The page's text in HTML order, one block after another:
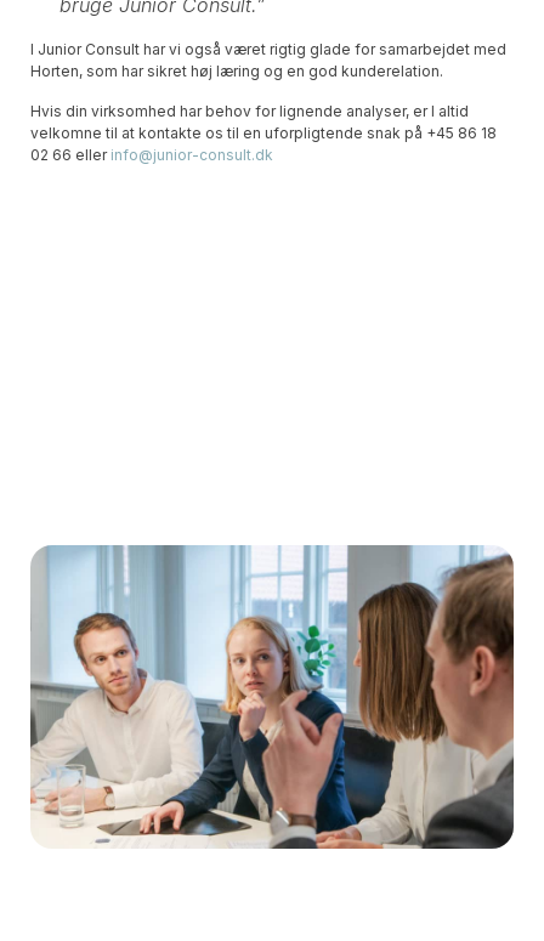
bruge Junior Consult.”
I Junior Consult har vi også været rigtig glade for samarbejdet med
Horten, som har sikret høj læring og en god kunderelation.
Hvis din virksomhed har behov for lignende analyser, er I altid
velkomne til at kontakte os til en uforpligtende snak på +45 86 18
02 66 eller info@junior-consult.dk